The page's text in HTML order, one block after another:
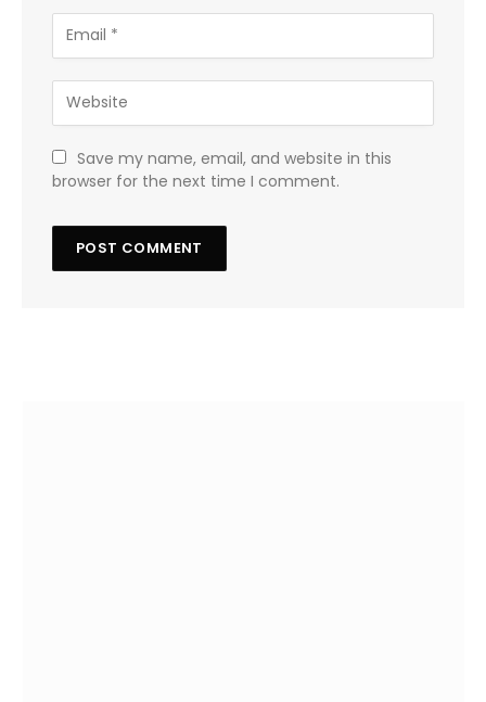
Save my name, email, and website in this
browser for the next time I comment.